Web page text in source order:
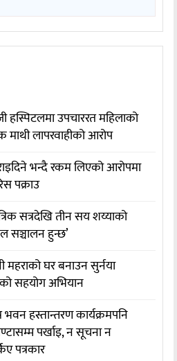
उपचाररत महिलाको
माथी लापरवाहीको आरोप
भन्दै रकम लिएको आरोपमा
पक्राउ
सत्रदेखि तीन सय शय्याको
सञ्चालन हुन्छ’
महराको घर बनाउन सुर्नया
सहयोग अभियान
हस्तान्तरण कार्यक्रमपनि
पर्खाइ, न सूचना न
पत्रकार